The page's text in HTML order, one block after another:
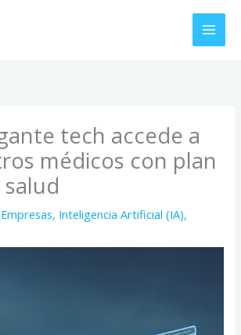
tech accede a
médicos con plan
Empresas, Inteligencia Artificial (IA),